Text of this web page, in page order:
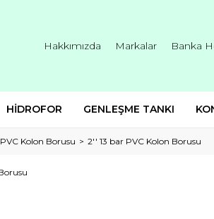
Hakkımızda Markalar Banka
HİDROFOR GENLEŞME TANKI
PVC Kolon Borusu 2'' 13 bar PVC Kolon Borusu